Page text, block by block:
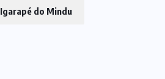
Igarapé do Mindu